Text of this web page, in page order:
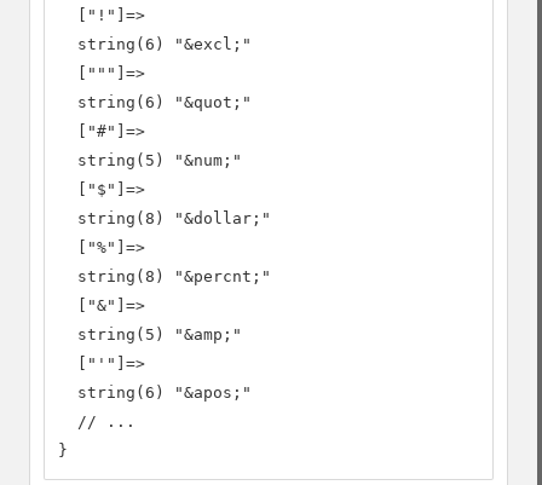
  ["!"]=>
  string(6) "&excl;"
  ["""]=>
  string(6) "&quot;"
  ["#"]=>
  string(5) "&num;"
  ["$"]=>
  string(8) "&dollar;"
  ["%"]=>
  string(8) "&percnt;"
  ["&"]=>
  string(5) "&amp;"
  ["'"]=>
  string(6) "&apos;"
  // ...
}